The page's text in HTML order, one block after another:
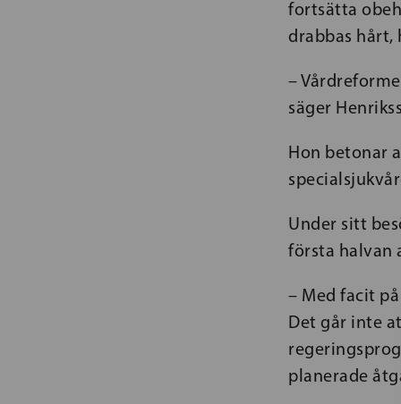
fortsätta
drabbas hårt,
–
säger
Hon betonar
Under sitt
första halvan
– Med facit
Det går inte
planerade